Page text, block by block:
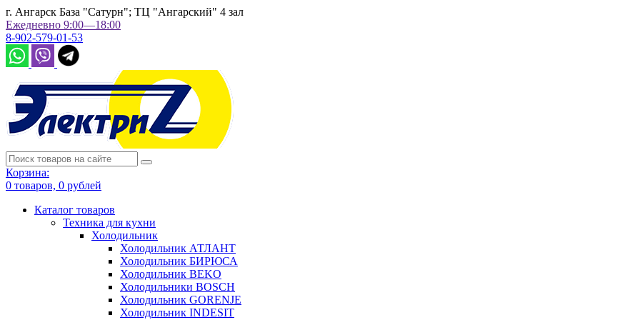
г. Ангарск База "Сатурн"; ТЦ "Ангарский" 4 зал
Ежедневно 9:00—18:00
8-902-579-01-53
Корзина:
0 товаров, 0 рублей
Каталог товаров
Техника для кухни
Холодильник
Холодильник АТЛАНТ
Холодильник БИРЮСА
Холодильник BEKO
Холодильники BOSCH
Холодильник GORENJE
Холодильник INDESIT